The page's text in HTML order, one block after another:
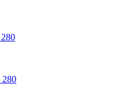
280
280